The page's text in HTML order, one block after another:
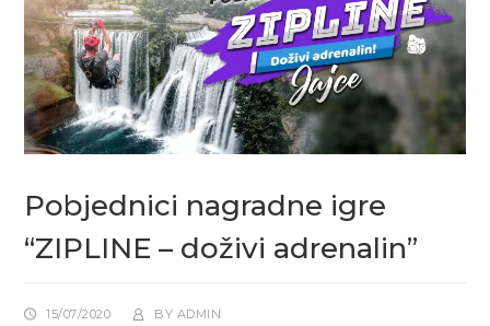
Pobjednici nagradne igre
“ZIPLINE – doživi adrenalin”
15/07/2020 BY ADMIN